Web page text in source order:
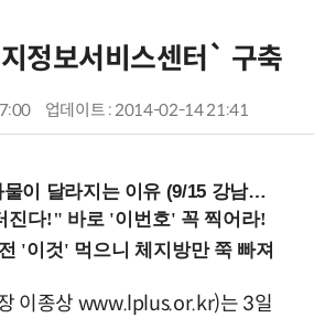
정보서비스센터` 구축
업데이트 : 2014-02-14 21:41
이 달라지는 이유 (9/15 강남역)
이종상 www.lplus.or.kr)는 3일